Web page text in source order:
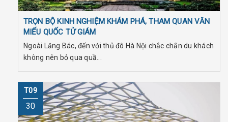
TRỌN BỘ KINH NGHIỆM KHÁM PHÁ, THAM QUAN VĂN
MIẾU QUỐC TỬ GIÁM
Ngoài Lăng Bác, đến với thủ đô Hà Nội chắc chắn du khách
không nên bỏ qua quầ...
T09
30